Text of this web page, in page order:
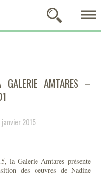
GALERIE AMTARES –
2015
la Galerie Amtares présente
des oeuvres de Nadine